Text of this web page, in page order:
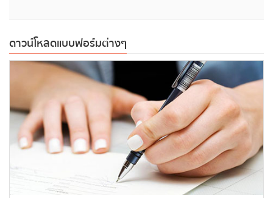
ดาวน์โหลดแบบฟอร์มต่างๆ